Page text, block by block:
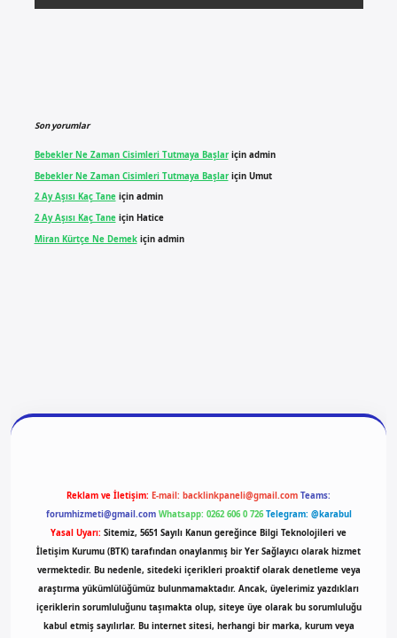
Son yorumlar
Bebekler Ne Zaman Cisimleri Tutmaya Başlariçin admin
Bebekler Ne Zaman Cisimleri Tutmaya Başlariçin Umut
2 Ay Aşısı Kaç Taneiçin admin
2 Ay Aşısı Kaç Taneiçin Hatice
Miran Kürtçe Ne Demekiçin admin
Reklam ve İletişim: E-mail: backlinkpaneli@gmail.com Teams:
forumhizmeti@gmail.com Whatsapp: 0262 606 0 726 Telegram: @karabul
Yasal Uyarı: Sitemiz, 5651 Sayılı Kanun gereğince Bilgi Teknolojileri ve
İletişim Kurumu (BTK) tarafından onaylanmış bir Yer Sağlayıcı olarak hizmet
vermektedir. Bu nedenle, sitedeki içerikleri proaktif olarak denetleme veya
araştırma yükümlülüğümüz bulunmamaktadır. Ancak, üyelerimiz yazdıkları
içeriklerin sorumluluğunu taşımakta olup, siteye üye olarak bu sorumluluğu
kabul etmiş sayılırlar. Bu internet sitesi, herhangi bir marka, kurum veya